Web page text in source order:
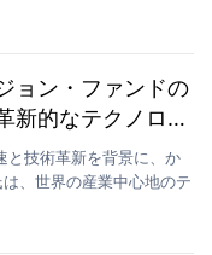
ョン・ファンドの
新的なテクノロジ
と技術革新を背景に、か
、世界の産業中心地のテ